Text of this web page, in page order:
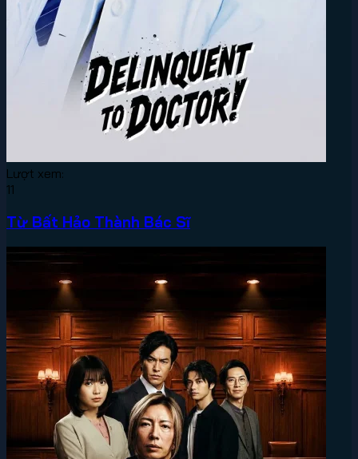
Lượt xem:
11
Từ Bất Hảo Thành Bác Sĩ